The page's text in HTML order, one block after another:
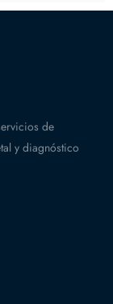
de
y diagnóstico